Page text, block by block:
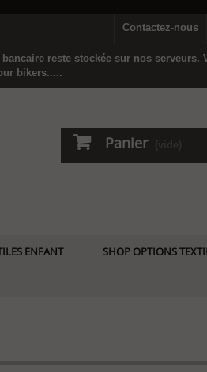
Contactez-nous
reste stockée sur nos serveurs.
bikers.....
Panier (vide)
ENFANT SHOP OPTIONS